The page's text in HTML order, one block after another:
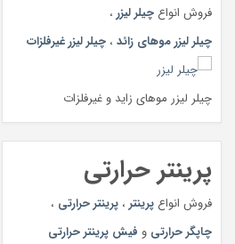
فروش انواع چیلر لیزر ،
چیلر لیزر موهای زائد ، چیلر لیزر غیرفلزات
چیلر لیزر موهای زاید و غیرفلزات
پرینتر حرارتی
فروش انواع پرینتر ، پرینتر حرارتی ،
چاپگر حرارتی و فیش پرینتر حرارتی